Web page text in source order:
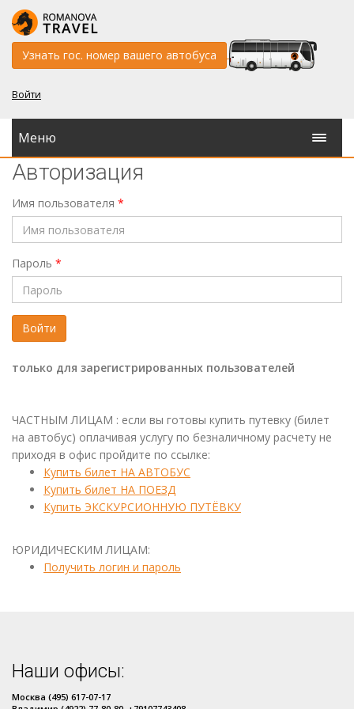
Узнать гос. номер вашего автобуса
Войти
Меню
Авторизация
Имя пользователя *
Пароль *
Войти
только для зарегистрированных пользователей
ЧАСТНЫМ ЛИЦАМ : если вы готовы купить путевку (билет
на автобус) оплачивая услугу по безналичному расчету не
приходя в офис пройдите по ссылке:
Купить билет НА АВТОБУС
Купить билет НА ПОЕЗД
Купить ЭКСКУРСИОННУЮ ПУТЁВКУ
ЮРИДИЧЕСКИМ ЛИЦАМ:
Получить логин и пароль
Наши офисы:
Москва (495) 617-07-17